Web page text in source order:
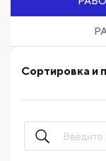
Сортировка и